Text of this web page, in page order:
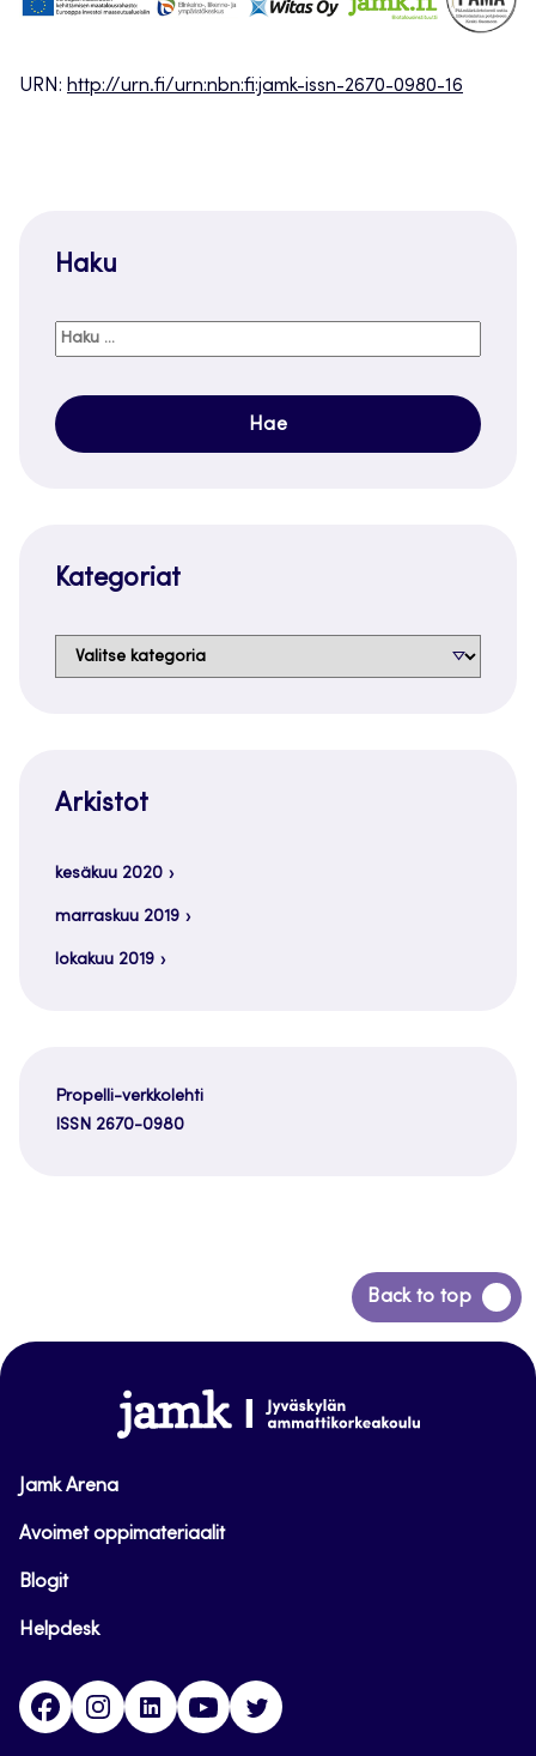
URN: http://urn.fi/urn:nbn:fi:jamk-issn-2670-0980-16
Haku
Haku:
Kategoriat
Kategoriat
Arkistot
kesäkuu 2020
marraskuu 2019
lokakuu 2019
Propelli-verkkolehti
ISSN 2670-0980
Back to top
Siirry
takaisin
www.jamk.fi
Jamk Arena
Avoimet oppimateriaalit
Blogit
Helpdesk
FacebookInstagram
LinkedInYoutube